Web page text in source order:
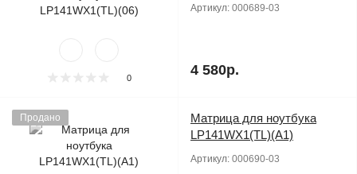
0
Артикул: 000689-03
4 580р.
Продано
Матрица для ноутбука
LP141WX1(TL)(A1)
Артикул: 000690-03